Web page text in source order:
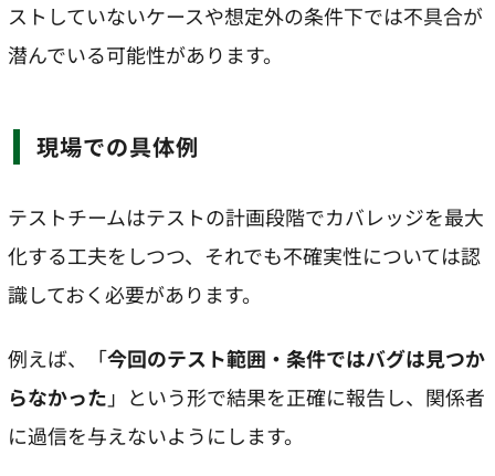
ストしていないケースや想定外の条件下では不具合が
潜んでいる可能性があります。
現場での具体例
テストチームはテストの計画段階でカバレッジを最大
化する工夫をしつつ、それでも不確実性については認
識しておく必要があります。
例えば、「今回のテスト範囲・条件ではバグは見つか
らなかった 」という形で結果を正確に報告し、関係者
に過信を与えないようにします。